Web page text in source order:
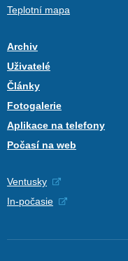
Teplotní mapa
Archiv
Uživatelé
Články
Fotogalerie
Aplikace na telefony
Počasí na web
Ventusky
In-počasie